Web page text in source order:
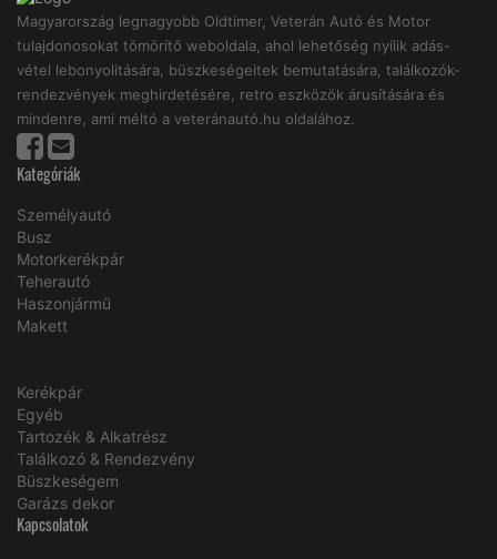
Magyarország legnagyobb Oldtimer, Veterán Autó és Motor
tulajdonosokat tömörítő weboldala, ahol lehetőség nyílik adás-
vétel lebonyolitására, büszkeségeitek bemutatására, találkozók-
rendezvények meghirdetésére, retro eszközök árusítására és
mindenre, ami méltó a veteránautó.hu oldalához.
Kategóriák
Személyautó
Busz
Motorkerékpár
Teherautó
Haszonjármű
Makett
Kerékpár
Egyéb
Tartozék & Alkatrész
Találkozó & Rendezvény
Büszkeségem
Garázs dekor
Kapcsolatok